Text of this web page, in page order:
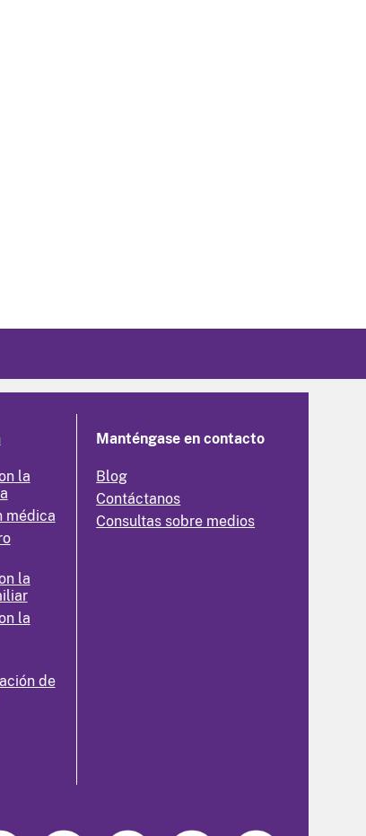
la
médica
la
la
de
Manténgase en contacto
Blog
Contáctanos
Consultas sobre medios